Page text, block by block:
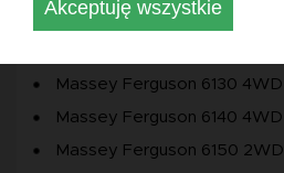
Massey Ferguson 6120 4WD
Massey Ferguson 6130 4WD
Massey Ferguson 6140 4WD
Massey Ferguson 6150 2WD
Akceptuję wszystkie